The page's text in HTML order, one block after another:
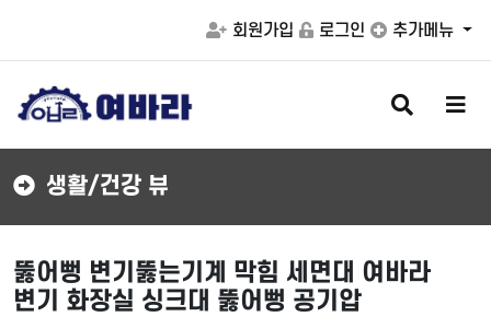
회원가입 로그인 추가메뉴
검
색
버
메
버
생활/건강 뷰
뚫어뻥 변기뚫는기계 막힘 세면대 여바라
변기 화장실 싱크대 뚫어뻥 공기압